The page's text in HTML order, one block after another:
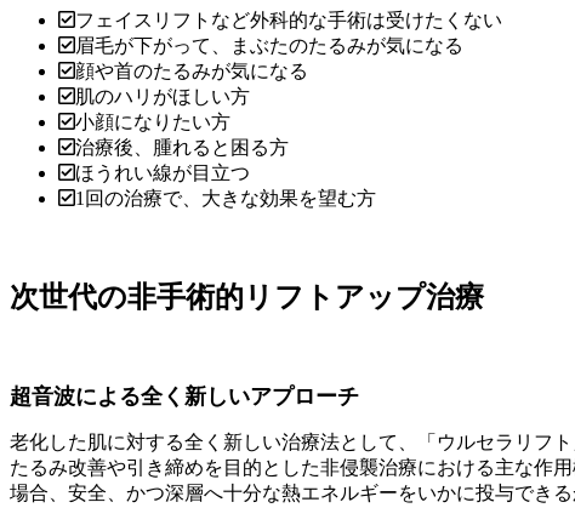
フェイスリフトなど外科的な手術は受けたくない
眉毛が下がって、まぶたのたるみが気になる
顔や首のたるみが気になる
肌のハリがほしい方
小顔になりたい方
治療後、腫れると困る方
ほうれい線が目立つ
1回の治療で、大きな効果を望む方
次世代の非手術的リフトアップ治療
超音波による全く新しいアプローチ
老化した肌に対する全く新しい治療法として、「ウルセラリフト
たるみ改善や引き締めを目的とした非侵襲治療における主な作
場合、安全、かつ深層へ十分な熱エネルギーをいかに投与でき